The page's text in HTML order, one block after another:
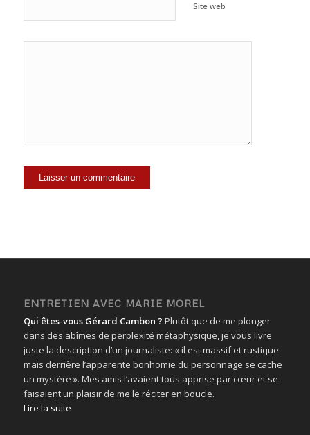
Site web
ENTRETIEN AVEC MARIE MOREL
Qui êtes-vous Gérard Cambon ? Plutôt que de me plonger
dans des abîmes de perplexité métaphysique, je vous livre
juste la description d’un journaliste: « il est massif et rustique
mais derrière l’apparente bonhomie du personnage se cache
un mystère ». Mes amis l’avaient tous apprise par cœur et se
faisaient un plaisir de me le réciter en boucle.
Lire la suite